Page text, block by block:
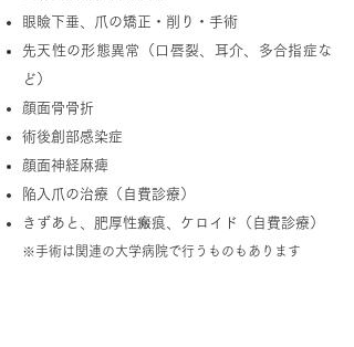
眼瞼下垂、爪の矯正・削り・手術
先天性の形態異常（口唇裂、耳介、多合指症な
ど）
顔面骨骨折
術後創部感染症
顔面神経麻痺
陥入爪の治療（自費診療）
きずあと、肥厚性瘢痕、ケロイド（自費診療）
※手術は関連の大学病院で行うものもあります